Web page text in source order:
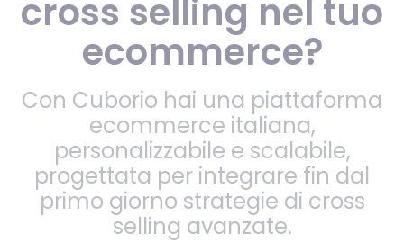
cross selling nel tuo
ecommerce?
Con Cuborio hai una piattaforma
ecommerce italiana,
personalizzabile e scalabile,
progettata per integrare fin dal
primo giorno strategie di cross
selling avanzate.